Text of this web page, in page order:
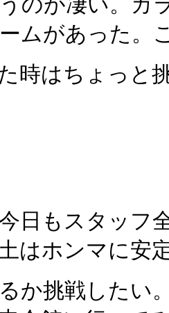
のが凄い。カ
ムがあった。
時はちょっと
日もスタッフ
はホンマに安
か挑戦したい